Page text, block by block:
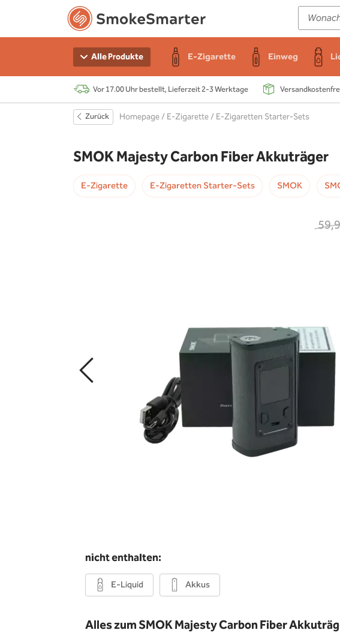
Alle Produkte E-Zigarette Einweg
Vor 17.00 Uhr bestellt, Lieferzeit 2-3 Werktage
E-Zigarette
Einweg
Liquids
Zubehör
DIY
Zurück Homepage/E-Zigarette/E-Zigaretten Starter-Sets
SMOK Majesty Carbon Fiber Akkuträger
E-Zigarette E-Zigaretten Starter-Sets SMOK
nicht enthalten:
E-Liquid Akkus
Alles zum SMOK Majesty Carbon Fiber